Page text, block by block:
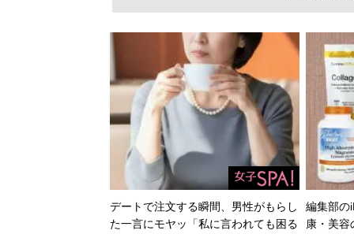
デートで注文する瞬間、男性がもらし
た一言にモヤッ「私に言われても困る
編集部の
康・美